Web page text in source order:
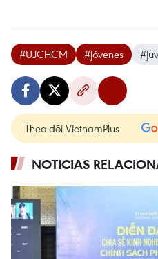
#UJCHCM #jóvenes
Theo dõi VietnamPlus
NOTICIAS